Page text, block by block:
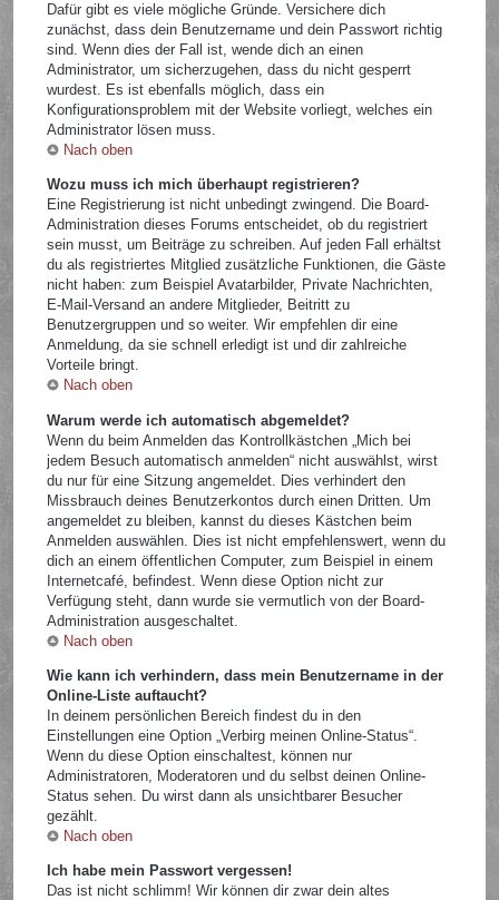
Dafür gibt es viele mögliche Gründe. Versichere dich
zunächst, dass dein Benutzername und dein Passwort richtig
sind. Wenn dies der Fall ist, wende dich an einen
Administrator, um sicherzugehen, dass du nicht gesperrt
wurdest. Es ist ebenfalls möglich, dass ein
Konfigurationsproblem mit der Website vorliegt, welches ein
Administrator lösen muss.
Nach oben
Wozu muss ich mich überhaupt registrieren?
Eine Registrierung ist nicht unbedingt zwingend. Die Board-
Administration dieses Forums entscheidet, ob du registriert
sein musst, um Beiträge zu schreiben. Auf jeden Fall erhältst
du als registriertes Mitglied zusätzliche Funktionen, die Gäste
nicht haben: zum Beispiel Avatarbilder, Private Nachrichten,
E-Mail-Versand an andere Mitglieder, Beitritt zu
Benutzergruppen und so weiter. Wir empfehlen dir eine
Anmeldung, da sie schnell erledigt ist und dir zahlreiche
Vorteile bringt.
Nach oben
Warum werde ich automatisch abgemeldet?
Wenn du beim Anmelden das Kontrollkästchen „Mich bei
jedem Besuch automatisch anmelden“ nicht auswählst, wirst
du nur für eine Sitzung angemeldet. Dies verhindert den
Missbrauch deines Benutzerkontos durch einen Dritten. Um
angemeldet zu bleiben, kannst du dieses Kästchen beim
Anmelden auswählen. Dies ist nicht empfehlenswert, wenn du
dich an einem öffentlichen Computer, zum Beispiel in einem
Internetcafé, befindest. Wenn diese Option nicht zur
Verfügung steht, dann wurde sie vermutlich von der Board-
Administration ausgeschaltet.
Nach oben
Wie kann ich verhindern, dass mein Benutzername in der
Online-Liste auftaucht?
In deinem persönlichen Bereich findest du in den
Einstellungen eine Option „Verbirg meinen Online-Status“.
Wenn du diese Option einschaltest, können nur
Administratoren, Moderatoren und du selbst deinen Online-
Status sehen. Du wirst dann als unsichtbarer Besucher
gezählt.
Nach oben
Ich habe mein Passwort vergessen!
Das ist nicht schlimm! Wir können dir zwar dein altes